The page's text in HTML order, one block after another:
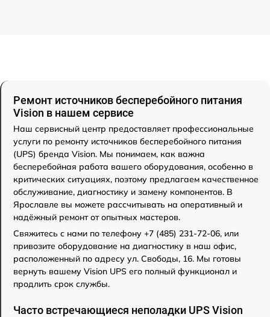
Ремонт источников бесперебойного питания
Vision в нашем сервисе
Наш сервисный центр предоставляет профессиональные
услуги по ремонту источников бесперебойного питания
(UPS) бренда Vision. Мы понимаем, как важна
бесперебойная работа вашего оборудования, особенно в
критических ситуациях, поэтому предлагаем качественное
обслуживание, диагностику и замену компонентов. В
Ярославле вы можете рассчитывать на оперативный и
надёжный ремонт от опытных мастеров.
Свяжитесь с нами по телефону +7 (485) 231-72-06, или
привозите оборудование на диагностику в наш офис,
расположенный по адресу ул. Свободы, 16. Мы готовы
вернуть вашему Vision UPS его полный функционал и
продлить срок службы.
Часто встречающиеся неполадки UPS Vision